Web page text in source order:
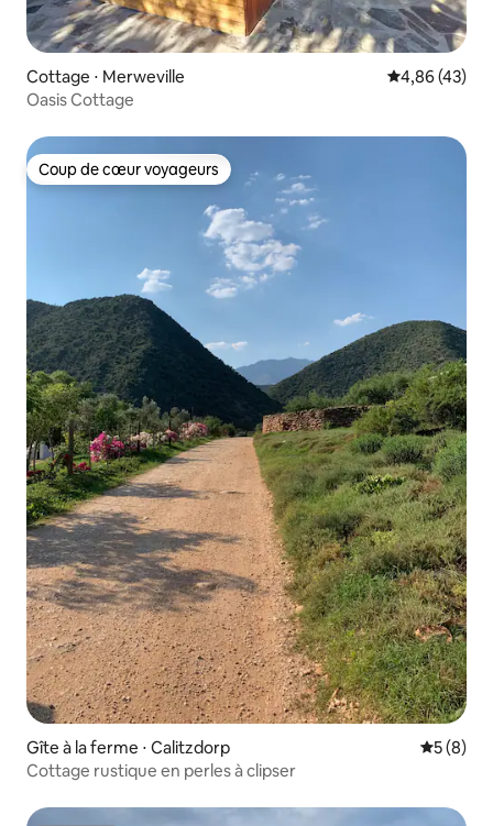
Cottage ⋅ Merweville Évaluation
4,86 (43)
Oasis Cottage
Coup de cœur voyageurs
Coup de cœur voyageurs
Gîte à la ferme ⋅ Calitzdorp
5 (8)
Cottage rustique en perles à clipser